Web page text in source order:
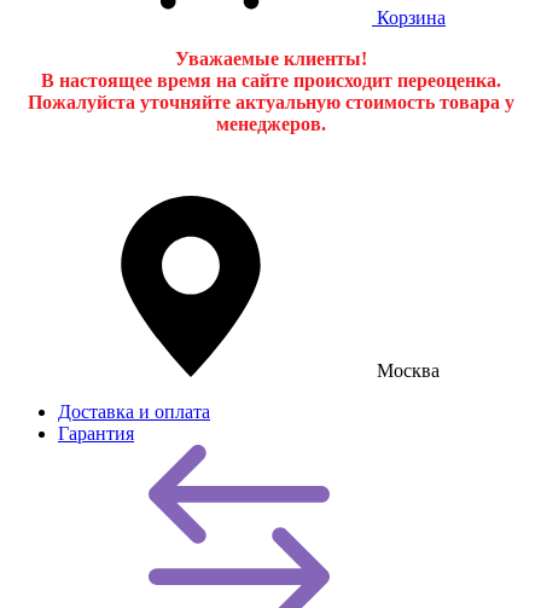
Корзина
Уважаемые клиенты!
В настоящее время на сайте происходит переоценка.
Пожалуйста уточняйте актуальную стоимость товара у
менеджеров.
Москва
Доставка и оплата
Гарантия